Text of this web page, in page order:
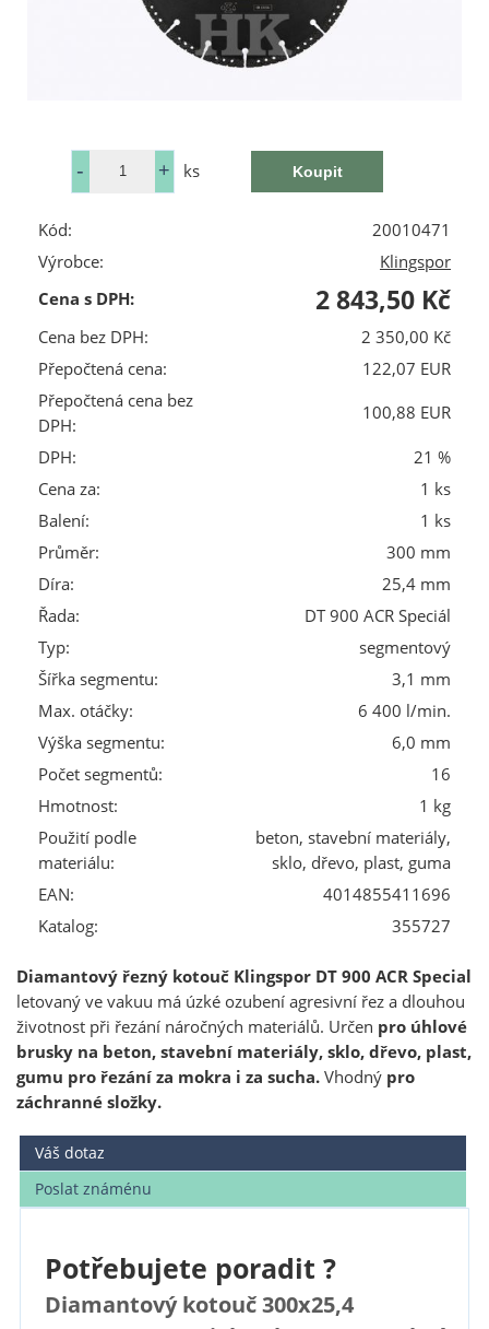
ks
Kód:
20010471
Výrobce:
Klingspor
Cena s DPH:
2 843,50 Kč
Cena bez DPH:
2 350,00 Kč
Přepočtená cena:
122,07 EUR
Přepočtená cena bez
DPH:
100,88 EUR
DPH:
21 %
Cena za:
1 ks
Balení:
1 ks
Průměr:
300 mm
Díra:
25,4 mm
Řada:
DT 900 ACR Speciál
Typ:
segmentový
Šířka segmentu:
3,1 mm
Max. otáčky:
6 400 l/min.
Výška segmentu:
6,0 mm
Počet segmentů:
16
Hmotnost:
1 kg
Použití podle
materiálu:
beton, stavební materiály,
sklo, dřevo, plast, guma
EAN:
4014855411696
Katalog:
355727
Diamantový řezný kotouč Klingspor DT 900 ACR Special
letovaný ve vakuu má úzké ozubení agresivní řez a dlouhou
životnost při řezání náročných materiálů. Určen pro úhlové
brusky na beton, stavební materiály, sklo, dřevo, plast,
gumu pro řezání za mokra i za sucha.Vhodný pro
záchranné složky.
Váš dotaz
Poslat známénu
Potřebujete poradit ?
Diamantový kotouč 300x25,4